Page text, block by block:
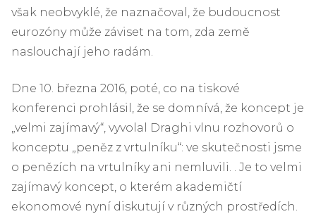
však neobvyklé, že naznačoval, že budoucnost
eurozóny může záviset na tom, zda země
naslouchají jeho radám.
Dne 10. března 2016, poté, co na tiskové
konferenci prohlásil, že se domnívá, že koncept je
„velmi zajímavý“, vyvolal Draghi vlnu rozhovorů o
konceptu „peněz z vrtulníku“: ve skutečnosti jsme
o penězích na vrtulníky ani nemluvili. . Je to velmi
zajímavý koncept, o kterém akademičtí
ekonomové nyní diskutují v různých prostředích.